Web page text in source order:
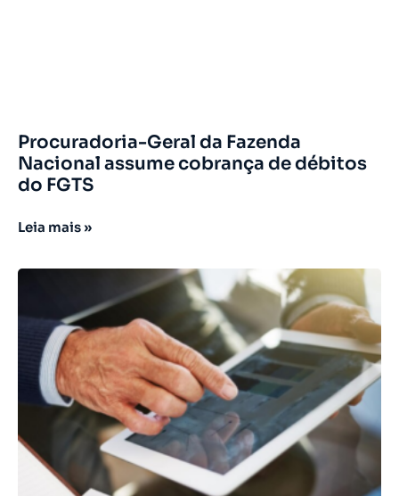
Procuradoria-Geral da Fazenda
Nacional assume cobrança de débitos
do FGTS
Leia mais »